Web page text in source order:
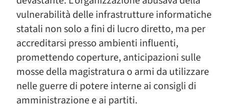
vulnerabilità delle infrastrutture informatiche
statali non solo a fini di lucro diretto, ma per
accreditarsi presso ambienti influenti,
promettendo coperture, anticipazioni sulle
mosse della magistratura o armi da utilizzare
nelle guerre di potere interne ai consigli di
amministrazione e ai partiti.